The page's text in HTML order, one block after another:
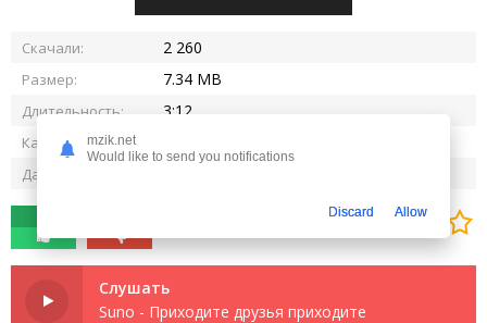
Скачали: 2 260
Размер: 7.34 MB
Длительность: 3:12
Качество:
Дата релиза:
Слушать
Suno - Приходите друзья приходите
mzik.net
Would like to send you notifications
Discard Allow